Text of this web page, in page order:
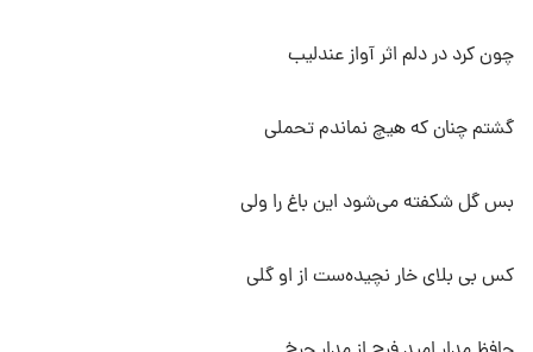
چون کرد در دلم اثر آواز عندلیب
گشتم چنان که هیچ نماندم تحملی
بس گل شکفته می‌شود این باغ را ولی
کس بی بلای خار نچیده‌ست از او گلی